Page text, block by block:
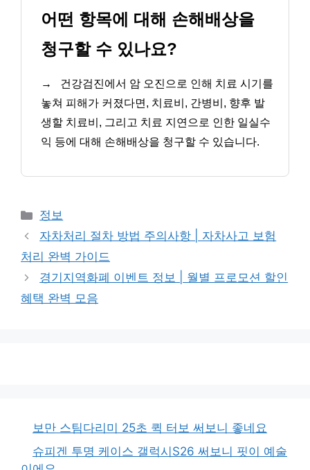
어떤 항목에 대해 손해배상을
청구할 수 있나요?
→
건강검진에서 암 오진으로 인해 치료 시기를
놓쳐 피해가 커졌다면, 치료비, 간병비, 향후 발
생할 치료비, 그리고 치료 지연으로 인한 일실수
익 등에 대해 손해배상을 청구할 수 있습니다.
카
테
리
정보
자차처리 절차 방법 주의사항 | 자차사고 보험
처리 완벽 가이드
경기지역화폐 이벤트 정보 | 월별 프로모션 할인
혜택 완벽 모음
보만 스팀다리미 25초 퀵 터보 써보니 좋네요
슈피겐 투명 케이스 갤럭시S26 써보니 핏이 예술